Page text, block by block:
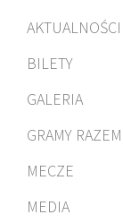
AKTUALNOŚCI
BILETY
GALERIA
GRAMY RAZEM
MECZE
MEDIA